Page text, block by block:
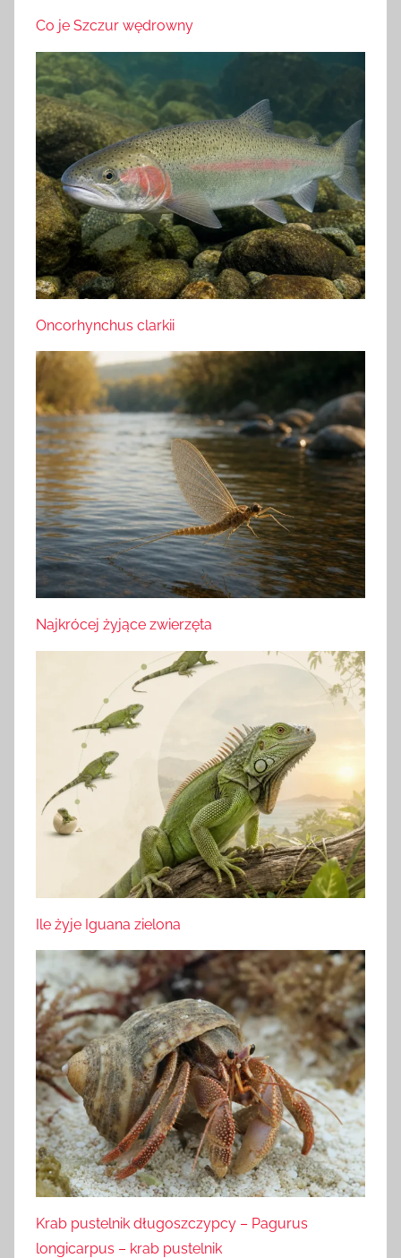
Co je Szczur wędrowny
Oncorhynchus clarkii
Najkrócej żyjące zwierzęta
Ile żyje Iguana zielona
Krab pustelnik długoszczypcy – Pagurus
longicarpus – krab pustelnik